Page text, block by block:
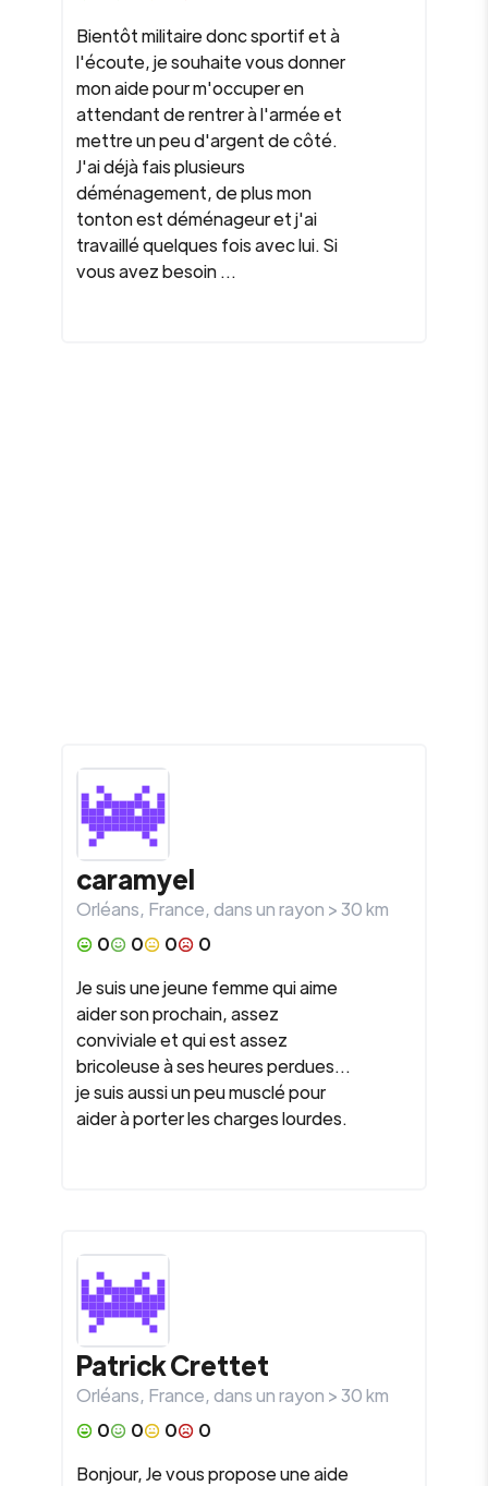
Bientôt militaire donc sportif et à
l'écoute, je souhaite vous donner
mon aide pour m'occuper en
attendant de rentrer à l'armée et
mettre un peu d'argent de côté.
J'ai déjà fais plusieurs
déménagement, de plus mon
tonton est déménageur et j'ai
travaillé quelques fois avec lui. Si
vous avez besoin ...
caramyel
Orléans, France, dans un rayon >30km
0
0 0
0
Je suis une jeune femme qui aime
aider son prochain, assez
conviviale et qui est assez
bricoleuse à ses heures perdues...
je suis aussi un peu musclé pour
aider à porter les charges lourdes.
Patrick Crettet
Orléans, France, dans un rayon >30km
0
0 0
0
Bonjour, Je vous propose une aide